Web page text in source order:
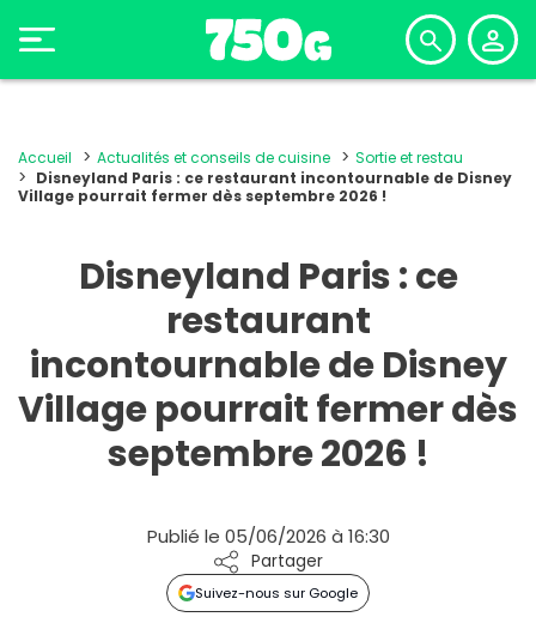
Accueil Actualités et conseils de cuisine
Sortie et restau
Disneyland Paris : ce restaurant incontournable de Disney
Village pourrait fermer dès septembre 2026 !
Disneyland Paris : ce
restaurant
incontournable de Disney
Village pourrait fermer dès
septembre 2026 !
Publié le 05/06/2026 à 16:30
Partager
Suivez-nous sur Google